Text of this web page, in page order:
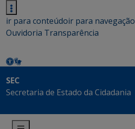
ir para conteúdoir para navegação
Ouvidoria Transparência
SEC
Secretaria de Estado da Cidadania